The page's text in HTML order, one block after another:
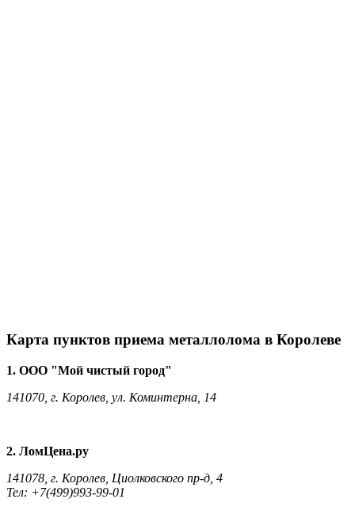
Карта пунктов приема металлолома в Королеве
1. ООО "Мой чистый город"
141070, г. Королев, ул. Коминтерна, 14
2. ЛомЦена.ру
141078, г. Королев, Циолковского пр-д, 4
Тел: +7(499)993-99-01